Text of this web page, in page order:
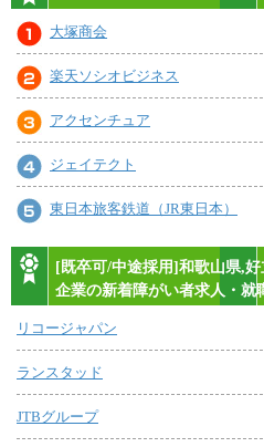
大塚商会
楽天ソシオビジネス
アクセンチュア
ジェイテクト
東日本旅客鉄道（JR東日本）
[既卒可/中途採用]和歌山県,
企業の新着障がい者求人・就
リコージャパン
ランスタッド
JTBグループ